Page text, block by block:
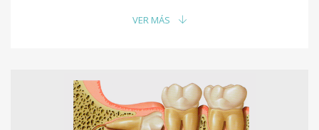
VER MÁS